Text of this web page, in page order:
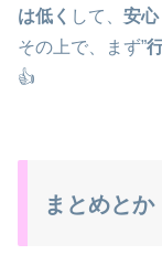
は低く して、 安
その上で、まず”
👍
まとめとか